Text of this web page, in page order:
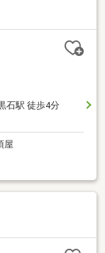
石駅 徒歩4分
屋